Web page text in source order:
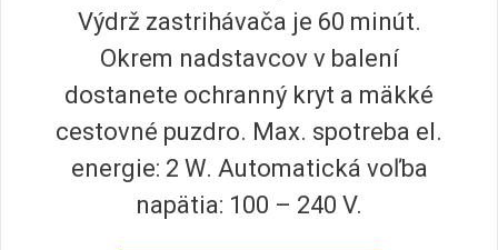
Výdrž zastrihávača je 60 minút.
Okrem nadstavcov v balení
dostanete ochranný kryt a mäkké
cestovné puzdro. Max. spotreba el.
energie: 2 W. Automatická voľba
napätia: 100 – 240 V.